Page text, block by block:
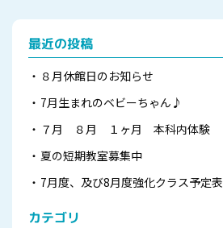
最近の投稿
８月休館日のお知らせ
7月生まれのベビーちゃん♪
７月 ８月 １ヶ月 本科内体験
夏の短期教室募集中
7月度、及び8月度強化クラス予定表
カテゴリ